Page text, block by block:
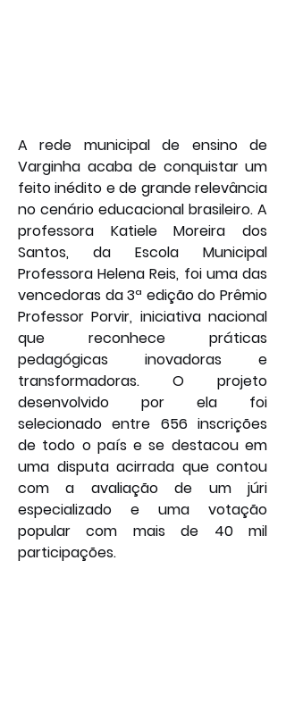
A rede municipal de ensino de
Varginha acaba de conquistar um
feito inédito e de grande relevância
no cenário educacional brasileiro. A
professora Katiele Moreira dos
Santos, da Escola Municipal
Professora Helena Reis, foi uma das
vencedoras da 3ª edição do Prêmio
Professor Porvir, iniciativa nacional
que reconhece práticas
pedagógicas inovadoras e
transformadoras. O projeto
desenvolvido por ela foi
selecionado entre 656 inscrições
de todo o país e se destacou em
uma disputa acirrada que contou
com a avaliação de um júri
especializado e uma votação
popular com mais de 40 mil
participações.